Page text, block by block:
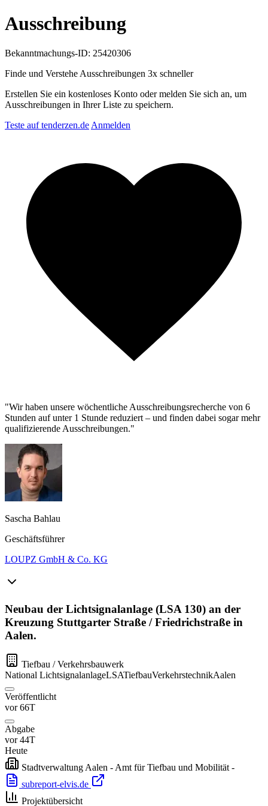
Ausschreibung
Bekanntmachungs-ID: 25420306
Finde und Verstehe Ausschreibungen 3x schneller
Erstellen Sie ein kostenloses Konto oder melden Sie sich an, um
Ausschreibungen in Ihrer Liste zu speichern.
Teste auf tenderzen.de Anmelden
"Wir haben unsere wöchentliche Ausschreibungsrecherche von 6
Stunden auf unter 1 Stunde reduziert – und finden dabei sogar mehr
qualifizierende Ausschreibungen."
Sascha Bahlau
Geschäftsführer
LOUPZ GmbH & Co. KG
Neubau der Lichtsignalanlage (LSA 130) an der
Kreuzung Stuttgarter Straße / Friedrichstraße in
Aalen.
Tiefbau / Verkehrsbauwerk
National LichtsignalanlageLSATiefbauVerkehrstechnikAalen
Veröffentlicht
vor 66T
Abgabe
vor 44T
Heute
Stadtverwaltung Aalen - Amt für Tiefbau und Mobilität -
subreport-elvis.de
Projektübersicht